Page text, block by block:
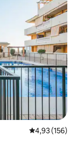
Prosječna
4,93 (156)